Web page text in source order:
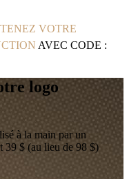
VOTRE
AVEC CODE :
logo
à la main par un
39 $ (au lieu de 98 $)